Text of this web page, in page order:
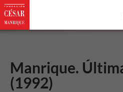
Manrique.
(1992)